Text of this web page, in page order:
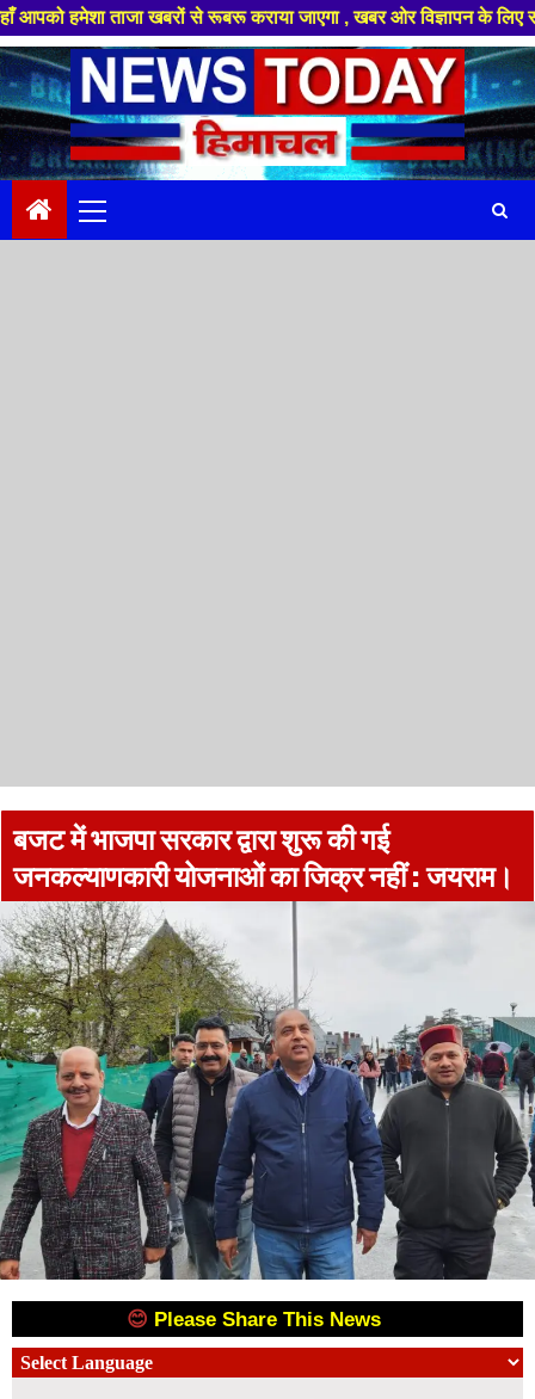
ताजा खबरों से रूबरू कराया जाएगा , खबर ओर विज्ञापन के लिए संपर्क करे
Skip
to
content
Menu
बजट में भाजपा सरकार द्वारा शुरू की गई
जनकल्याणकारी योजनाओं का जिक्र नहीं : जयराम।
😊 Please Share This News